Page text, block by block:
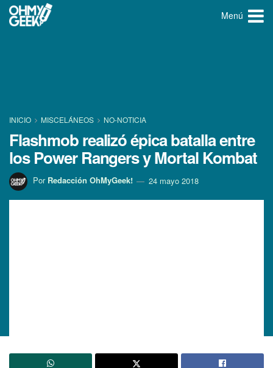
Menú
INICIO MISCELÁNEOS NO-NOTICIA
Flashmob realizó épica batalla entre
los Power Rangers y Mortal Kombat
Por Redacción OhMyGeek! 24 mayo 2018